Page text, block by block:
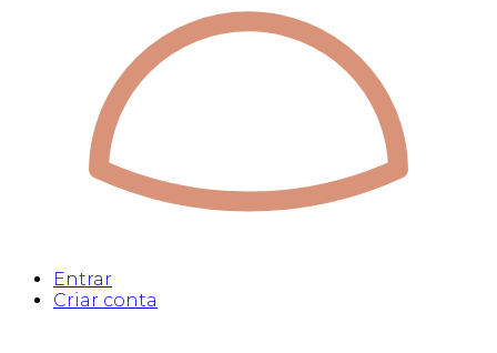
Entrar
Criar conta